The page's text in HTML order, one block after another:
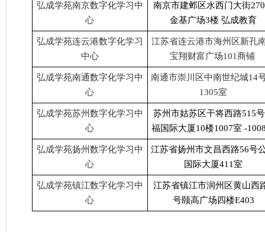
弘成学苑南京数字化学习中
心
南京市建邺区水西门大街
金基广场3楼 弘成教育
弘成学苑连云港数字化学习
中心
江苏省连云港市海州区新孔
宝翔财富广场101商铺
弘成学苑南通数字化学习中
心
南通市崇川区中南世纪城14
1305室
弘成学苑苏州数字化学习中
心
苏州市姑苏区干将西路515
福国际大厦10楼1007室 -
弘成学苑扬州数字化学习中
心
江苏省扬州市文昌西路56号
国际大厦411室
弘成学苑镇江数字化学习中
心
江苏省镇江市润州区黄山西
号颐高广场四楼E403